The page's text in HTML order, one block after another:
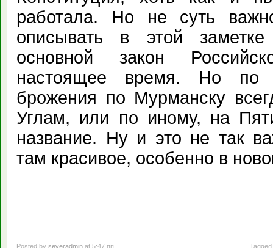
работала. Но не суть
описывать в этой
основной закон
настоящее время. Но
брожения по Мурманску
Углам, или по иному, на
название. Ну и это не так
там красивое, особенно в
Posted by severadmin at 5:47 пп